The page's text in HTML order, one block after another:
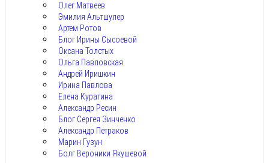
Олег Матвеев
Эмилия Альтшулер
Артем Ротов
Блог Ирины Сысоевой
Оксана Толстых
Ольга Павловская
Андрей Иришкин
Ирина Павлова
Елена Курагина
Александр Ресин
Блог Сергея Зинченко
Александр Петраков
Марин Гузун
Болг Вероники Якушевой